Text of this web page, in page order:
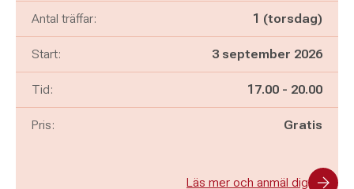
Antal träffar: 1 (torsdag)
Start: 3 september 2026
Tid: Pågår mellan
17.00 - och
20.00
Pris: Gratis
Läs mer och anmäl dig